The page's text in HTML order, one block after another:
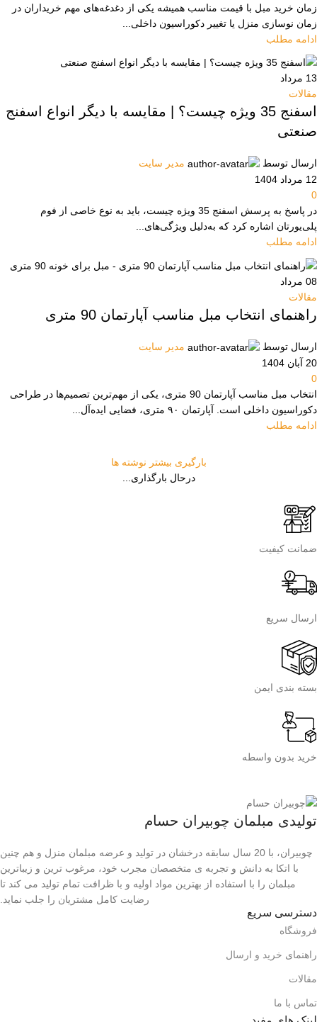
زمان خرید مبل با قیمت مناسب همیشه یکی از دغدغه‌های مهم خریداران در
زمان نوسازی منزل یا تغییر دکوراسیون داخلی...
ادامه مطلب
13 مرداد
مقالات
اسفنج 35 ویژه چیست؟ | مقایسه با دیگر انواع اسفنج‌
صنعتی
ارسال توسط
مدیر سایت
12 مرداد 1404
0
در پاسخ به پرسش اسفنج 35 ویژه چیست، باید به نوع خاصی از فوم
پلی‌یورتان اشاره کرد که به‌دلیل ویژگی‌های...
ادامه مطلب
08 مرداد
مقالات
راهنمای انتخاب مبل مناسب آپارتمان 90 متری
ارسال توسط
مدیر سایت
20 آبان 1404
0
انتخاب مبل مناسب آپارتمان 90 متری، یکی از مهم‌ترین تصمیم‌ها در طراحی
دکوراسیون داخلی است. آپارتمان ۹۰ متری، فضایی ایده‌آل...
ادامه مطلب
بارگیری بیشتر نوشته ها
درحال بارگذاری...
ضمانت کیفیت
ارسال سریع
بسته بندی ایمن
خرید بدون واسطه
تولیدی مبلمان چوبیران حسام
چوبیران، با 20 سال سابقه درخشان در تولید و عرضه مبلمان منزل و هم چنین
با اتکا به دانش و تجربه ی متخصصان مجرب خود، مرغوب ترین و زیباترین
مبلمان را با استفاده از بهترین مواد اولیه و با ظرافت تمام تولید می کند تا
رضایت کامل مشتریان را جلب نماید.
دسترسی سریع
فروشگاه
راهنمای خرید و ارسال
مقالات
تماس با ما